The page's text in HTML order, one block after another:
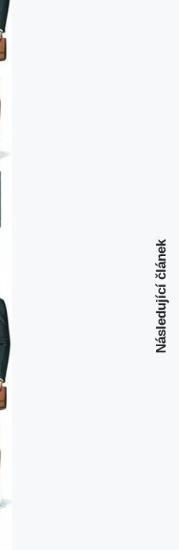
Následující článek